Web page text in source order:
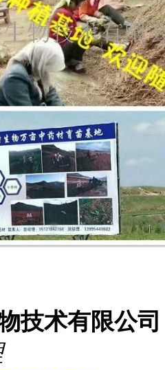
技术有限公司